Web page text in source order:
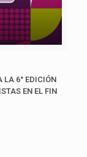
LA 6° EDICIÓN
EN EL FIN